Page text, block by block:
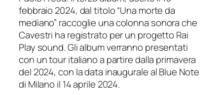
febbraio 2024, dal titolo “Una morte da
mediano” raccoglie una colonna sonora che
Cavestri ha registrato per un progetto Rai
Play sound. Gli album verranno presentati
con un tour italiano a partire dalla primavera
del 2024, con la data inaugurale al Blue Note
di Milano il 14 aprile 2024.